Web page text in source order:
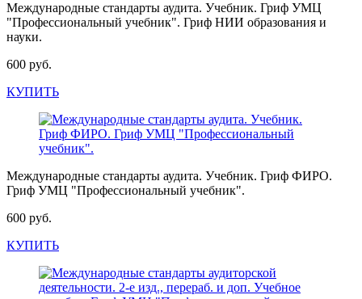
Международные стандарты аудита. Учебник. Гриф УМЦ
"Профессиональный учебник". Гриф НИИ образования и
науки.
600 руб.
КУПИТЬ
Международные стандарты аудита. Учебник. Гриф ФИРО.
Гриф УМЦ "Профессиональный учебник".
600 руб.
КУПИТЬ